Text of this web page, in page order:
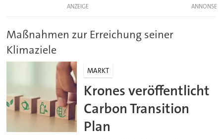
ANZEIGE
Maßnahmen zur Erreichung seiner
Klimaziele
MARKT
Krones veröffentlicht
Carbon Transition
Plan